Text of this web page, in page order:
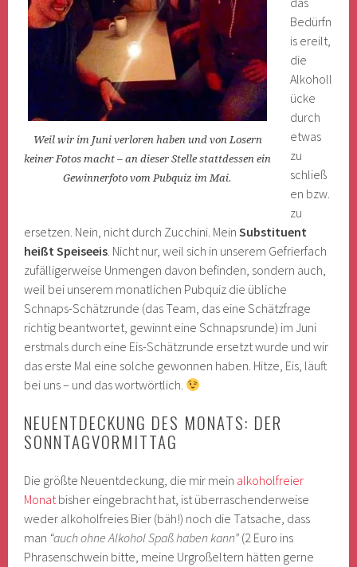
Weil wir im Juni verloren haben und von Losern
keiner Fotos macht – an dieser Stelle stattdessen ein
Gewinnerfoto vom Pubquiz im Mai.
Bedürfn
is ereilt,
die
Alkoholl
ücke
durch
etwas
zu
schließ
en bzw.
zu
ersetzen. Nein, nicht durch Zucchini. MeinSubstituent
heißt Speiseeis. Nicht nur, weil sich in unserem Gefrierfach
zufälligerweise Unmengen davon befinden, sondern auch,
weil bei unserem monatlichen Pubquiz die übliche
Schnaps-Schätzrunde (das Team, das eine Schätzfrage
richtig beantwortet, gewinnt eine Schnapsrunde) im Juni
erstmals durch eine Eis-Schätzrunde ersetzt wurde und wir
das erste Mal eine solche gewonnen haben. Hitze, Eis, läuft
bei uns – und das wortwörtlich.
NEUENTDECKUNG DES MONATS: DER
SONNTAGVORMITTAG
Die größte Neuentdeckung, die mir mein alkoholfreier
Monatbisher eingebracht hat, ist überraschenderweise
weder alkoholfreies Bier (bäh!) noch die Tatsache, dass
man “auch ohne Alkohol Spaß haben kann” (2 Euro ins
Phrasenschwein bitte, meine Urgroßeltern hätten gerne